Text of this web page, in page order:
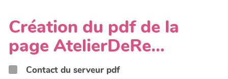
Création du pdf de la
page AtelierDeRe…
Contact du serveur pdf